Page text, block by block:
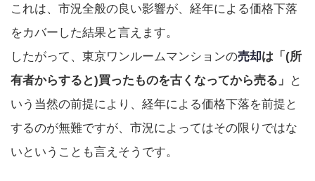
これは、市況全般の良い影響が、経年による価格下落
をカバーした結果と言えます。
したがって、東京ワンルームマンションの売却は「(所
有者からすると)買ったものを古くなってから売る」
と
いう当然の前提により、経年による価格下落を前提と
するのが無難ですが、市況によってはその限りではな
いということも言えそうです。